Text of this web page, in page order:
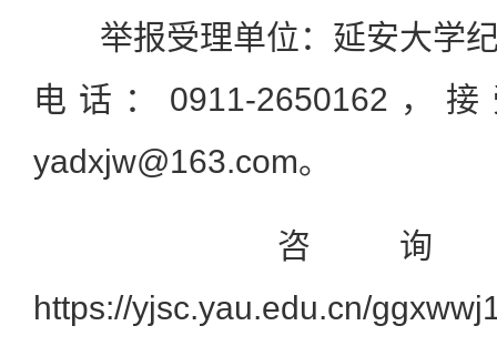
举报受理单位：延安大学纪
电话：0911-2650162，
yadxjw@163.com。
咨询
https://yjsc.yau.edu.cn/